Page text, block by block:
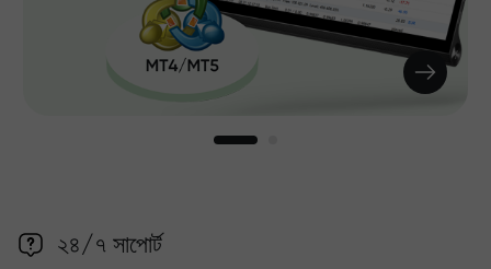
২৪/৭ সাপোর্ট